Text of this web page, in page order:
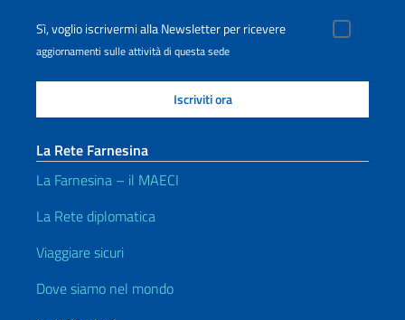
Sì, voglio iscrivermi alla Newsletter per ricevere
aggiornamenti sulle attività di questa sede
La Rete Farnesina
La Farnesina – il MAECI
La Rete diplomatica
Viaggiare sicuri
Dove siamo nel mondo